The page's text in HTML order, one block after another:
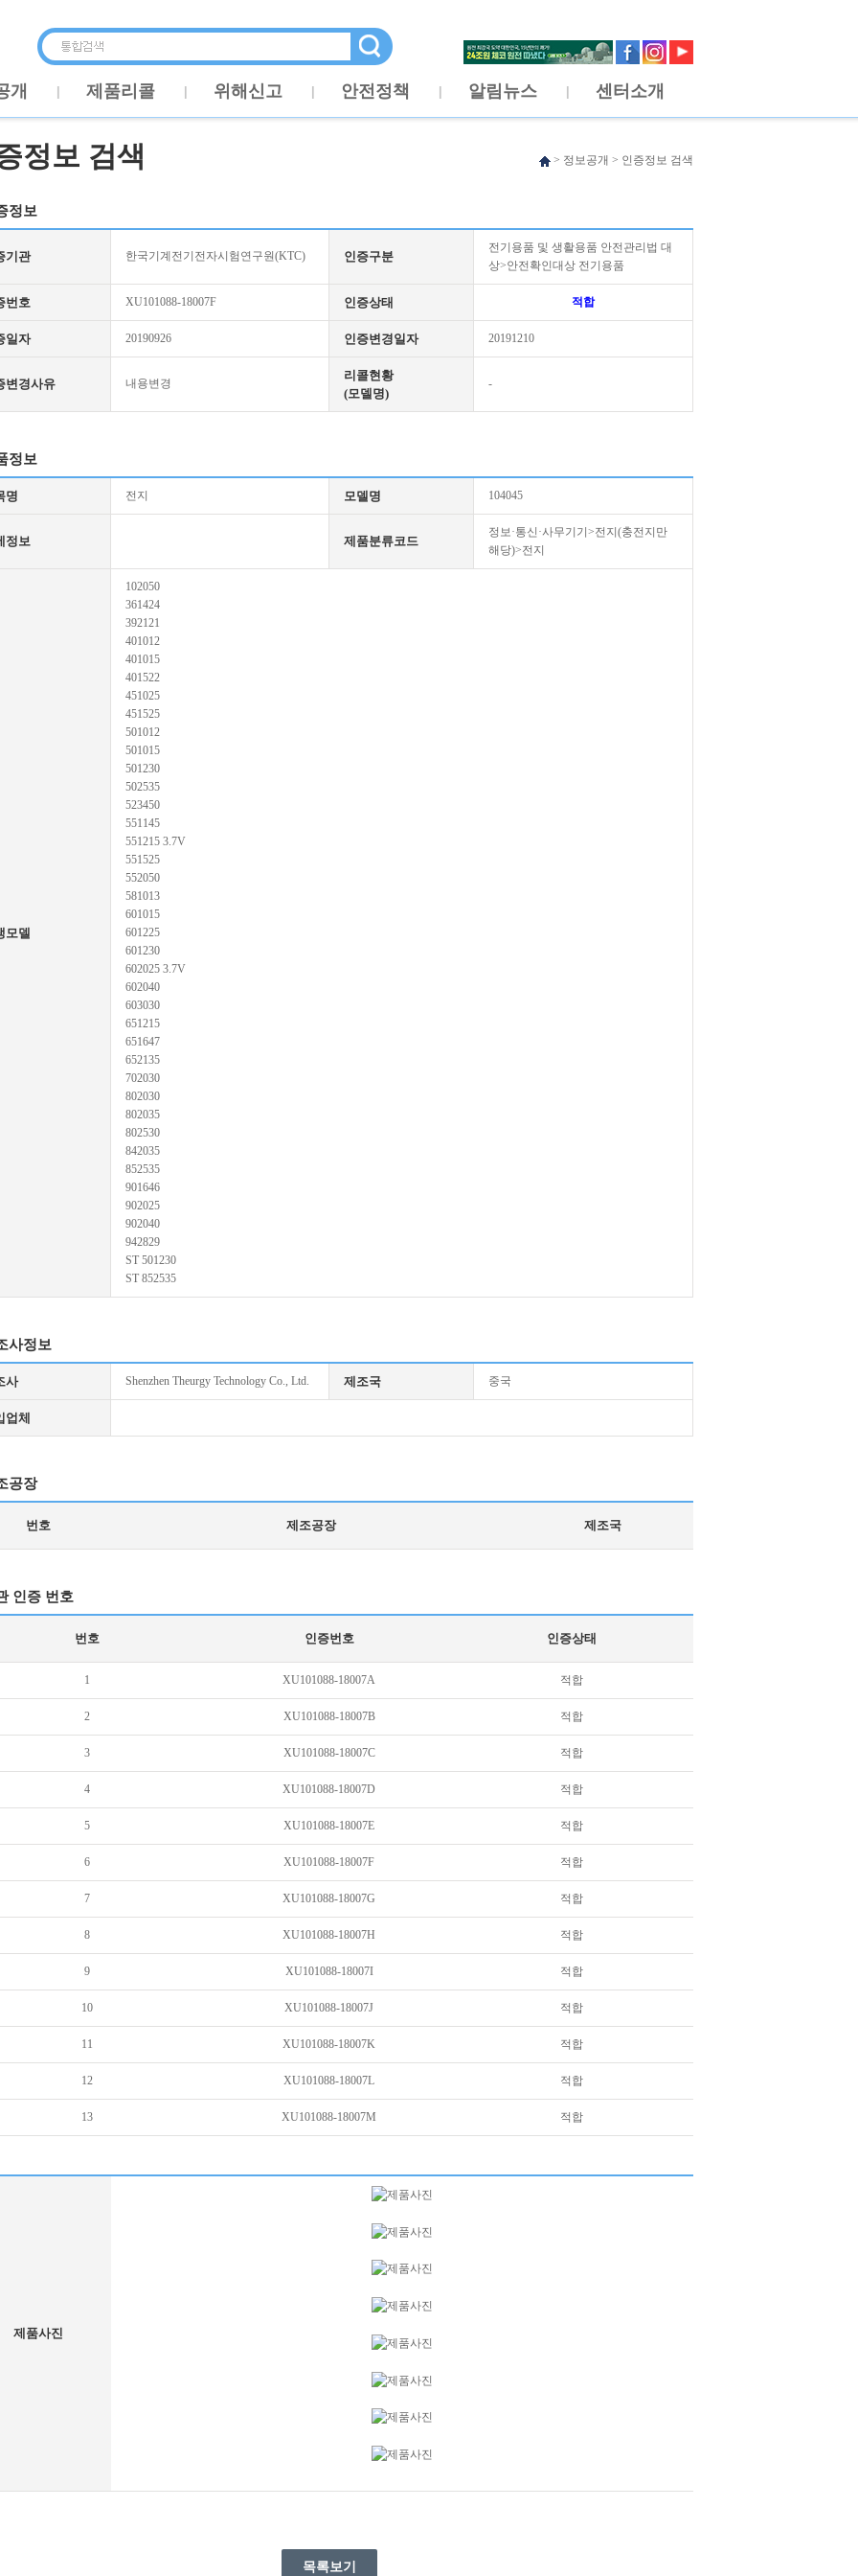
개 제품리콜 위해신고 안전정책 알림뉴스 센터소개
정보 검색 > 정보공개 > 인증정보 검색
정보
기관 한국기계전기전자시험연구원(KTC) 인증구분
전기용품 및 생활용품 안전관리법 대
상>안전확인대상 전기용품
번호 XU101088-18007F 인증상태 적합
일자 20190926 인증변경일자 20191210
변경사유 내용변경
리콜현황
(모델명)
-
정보
명 전지 모델명 104045
정보 제품분류코드
정보·통신·사무기기>전지(충전지만
해당)>전지
모델
102050
361424
392121
401012
401015
401522
451025
451525
501012
501015
501230
502535
523450
551145
551215 3.7V
551525
552050
581013
601015
601225
601230
602025 3.7V
602040
603030
651215
651647
652135
702030
802030
802035
802530
842035
852535
901646
902025
902040
942829
ST 501230
ST 852535
사정보
사 Shenzhen Theurgy Technology Co., Ltd. 제조국 중국
업체
공장
번호 제조공장 제조국
인증 번호
번호 인증번호 인증상태
1 XU101088-18007A 적합
2 XU101088-18007B 적합
3 XU101088-18007C 적합
4 XU101088-18007D 적합
5 XU101088-18007E 적합
6 XU101088-18007F 적합
7 XU101088-18007G 적합
8 XU101088-18007H 적합
9 XU101088-18007I 적합
10 XU101088-18007J 적합
11 XU101088-18007K 적합
12 XU101088-18007L 적합
13 XU101088-18007M 적합
제품사진
목록보기